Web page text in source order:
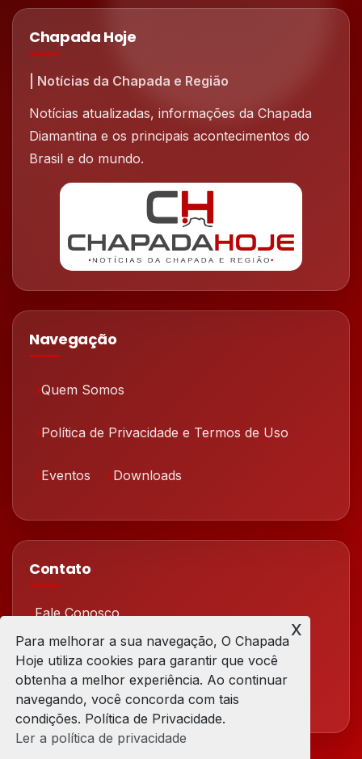
Chapada Hoje
| Notícias da Chapada e Região
Notícias atualizadas, informações da Chapada
Diamantina e os principais acontecimentos do
Brasil e do mundo.
Navegação
Quem Somos
Política de Privacidade e Termos de Uso
Eventos Downloads
Contato
Fale Conosco
Redes Sociais
Para melhorar a sua navegação, O Chapada
Hoje utiliza cookies para garantir que você
obtenha a melhor experiência. Ao continuar
navegando, você concorda com tais
condições. Política de Privacidade.
Ler a política de privacidade
x